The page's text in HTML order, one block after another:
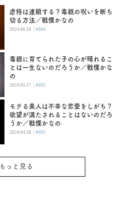
虐待は連鎖する？毒親の呪いを断ち
切る方法／戦慄かなの
2024.06.10 |#004
毒親に育てられた子の心が晴れるこ
とは一生ないのだろうか／戦慄かな
の
2024.05.17 |#003
モテる美人は不幸な恋愛をしがち？
欲望が満たされることはないのだろ
うか／戦慄かなの
2024.04.26 |#002
もっと見る